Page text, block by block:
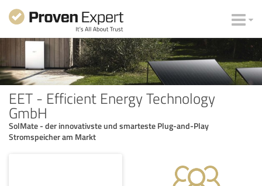
EET - Efficient Energy Technology
GmbH
SolMate - der innovativste und smarteste Plug-and-Play
Stromspeicher am Markt